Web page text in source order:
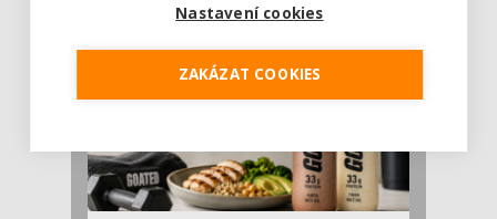
Nastavení cookies
ZAKÁZAT COOKIES